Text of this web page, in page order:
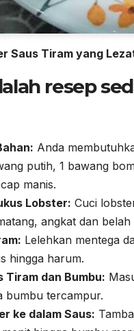
Saus Tiram yang
resep
Anda
putih, 1 bawang
manis.
Lobster: Cuci
angkat dan belah
Lelehkan mentega
hingga harum.
Tiram dan Bumbu:
bumbu tercampur.
ke dalam Saus: